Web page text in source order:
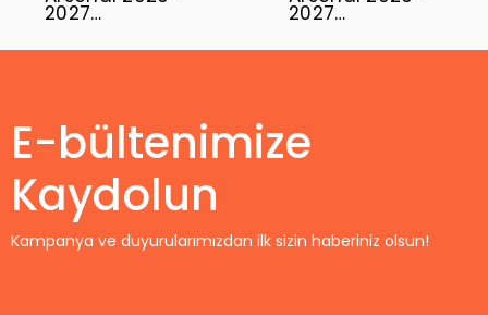
2027
Concept
2027
Concept
E-bültenimize
Kaydolun
Kampanya ve duyurularımızdan ilk sizin haberiniz olsun!